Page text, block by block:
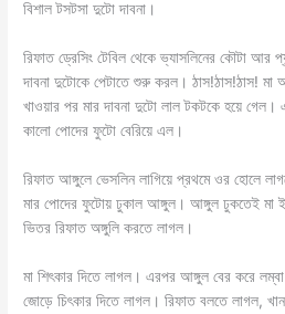
বিশাল টসটসা দুটো দাবনা।
রিফাত ড্রেসিং টেবিল থেকে ভ্যাসলিনের কৌটা আর
দাবনা দুটোকে পেটাতে শুরু করল। ঠাস!ঠাস!ঠাস! মা
খাওয়ার পর মার দাবনা দুটো লাল টকটকে হয়ে
কালো পোদের ফুটো বেরিয়ে এল।
রিফাত আঙ্গুলে ভেসলিন লাগিয়ে প্রথমে ওর হোলে
মার পোদের ফুটোয় ঢুকাল আঙ্গুল। আঙ্গুল ঢুকতেই মা
ভিতর রিফাত অঙ্গুলি করতে লাগল।
মা শিৎকার দিতে লাগল। এরপর আঙ্গুল বের করে
জোড়ে চিৎকার দিতে লাগল। রিফাত বলতে লাগল,